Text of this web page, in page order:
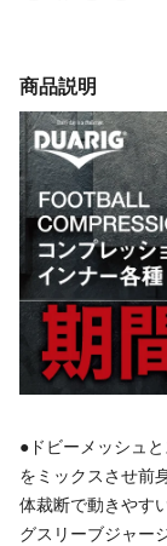
商品説明
●ドビーメッシュ
をミックスさせ前
体裁断で動きやす
グスリーブジャー